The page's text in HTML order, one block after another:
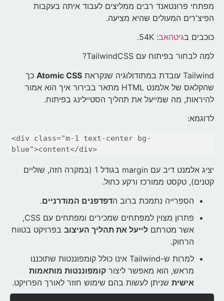
מפתחי פרונטאנד רבים ממליצים לעבוד איתה בעקבות
הפיצ'רים המעולים שהיא מציעה.
כוכבים בגיטהאב: 54K.
למה לבחור בפיתוח עם TailwindCSS?
Tailwind עובדת במתודולוגיה שנקראת
Atomic CSS כך
שהקלאס של אלמנט HTML מתאר בבירור איך הוא אמור
להיראות, מה שמייעל את תהליך הסטיילינג בפיתוח.
לדוגמא:
<div class="m-1 text-center bg-
blue">content</div>
יציג אלמנט דיב עם margin בגודל 1 (במקרה הזה, שוליים
קטנים), טקסט ממורכז ורקע כחול.
הספרייה נתמכת ברוב הדפדפנים המודרניים.
פתרון מצוין למפתחים שמכירים ומפתחים עם CSS,
אשר מטרתם לייעל את תהליך העיצוב בפרויקט בטווח
הרחוק.
למרות ש-Tailwind אינו כולל קומפוננטות שתוכננו
מראש, הוא מאפשר ליצור קומפוננטות מותאמות
אישית שניתן לעשות בהם שימוש חוזר לאורך הפרויקט.